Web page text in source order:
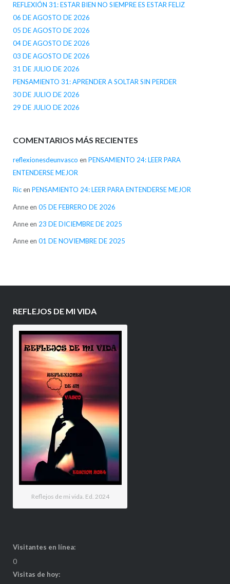
REFLEXIÓN 31: ESTAR BIEN NO SIEMPRE ES ESTAR FELIZ
06 DE AGOSTO DE 2026
05 DE AGOSTO DE 2026
04 DE AGOSTO DE 2026
03 DE AGOSTO DE 2026
31 DE JULIO DE 2026
PENSAMIENTO 31: APRENDER A SOLTAR SIN PERDER
30 DE JULIO DE 2026
29 DE JULIO DE 2026
COMENTARIOS MÁS RECIENTES
reflexionesdeunvasco en PENSAMIENTO 24: LEER PARA
ENTENDERSE MEJOR
Ricen PENSAMIENTO 24: LEER PARA ENTENDERSE MEJOR
Anneen 05 DE FEBRERO DE 2026
Anneen 23 DE DICIEMBRE DE 2025
Anneen 01 DE NOVIEMBRE DE 2025
REFLEJOS DE MI VIDA
Reflejos de mi vida. Ed. 2024
Visitantes en línea:
0
Visitas de hoy: